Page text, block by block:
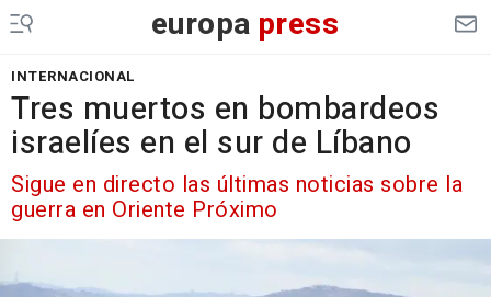
europa press
INTERNACIONAL
Tres muertos en bombardeos
israelíes en el sur de Líbano
Sigue en directo las últimas noticias sobre la
guerra en Oriente Próximo